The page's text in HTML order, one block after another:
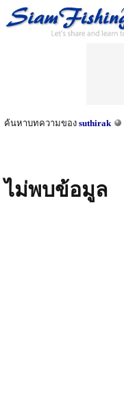
ค้นหาบทความของ suthirak
ไม่พบข้อมูล